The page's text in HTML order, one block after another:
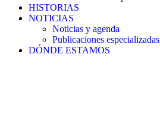
HISTORIAS
NOTICIAS
Noticias y agenda
Publicaciones especializadas
DÓNDE ESTAMOS